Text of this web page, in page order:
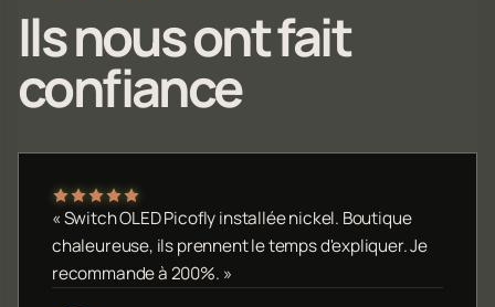
Ils nous ont fait
confiance
« Switch OLED Picofly installée nickel. Boutique
chaleureuse, ils prennent le temps d'expliquer. Je
recommande à 200%. »